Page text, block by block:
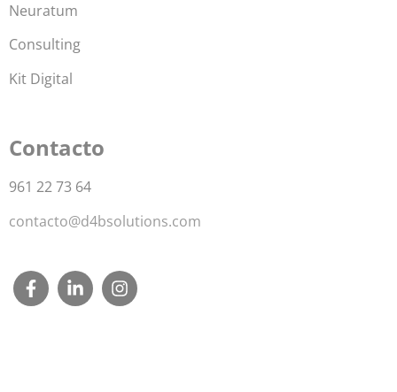
Neuratum
Consulting
Kit Digital
Contacto
961 22 73 64
contacto@d4bsolutions.com